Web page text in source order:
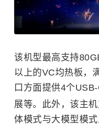
该机型最高支持
以上的VC均热板，
口方面提供4个
展等。此外，该主
体模式与大模型模式